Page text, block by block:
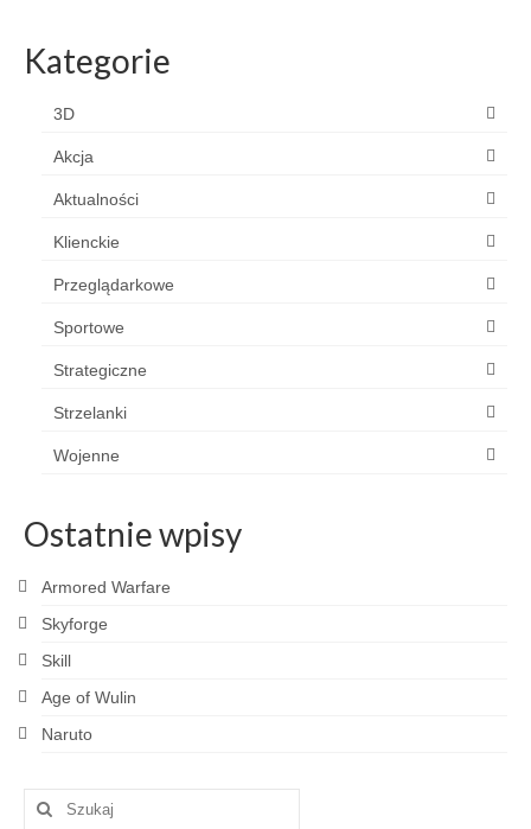
Kategorie
3D
Akcja
Aktualności
Klienckie
Przeglądarkowe
Sportowe
Strategiczne
Strzelanki
Wojenne
Ostatnie wpisy
Armored Warfare
Skyforge
Skill
Age of Wulin
Naruto
Szuklaj